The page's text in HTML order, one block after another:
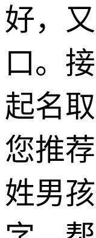
好，
口。
起名
您推
姓男